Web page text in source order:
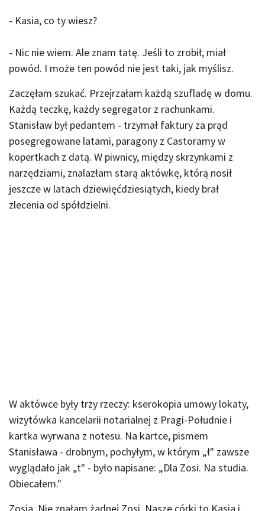
- Kasia, co ty wiesz?
- Nic nie wiem. Ale znam tatę. Jeśli to zrobił, miał
powód. I może ten powód nie jest taki, jak myślisz.
Zaczęłam szukać. Przejrzałam każdą szufladę w domu.
Każdą teczkę, każdy segregator z rachunkami.
Stanisław był pedantem - trzymał faktury za prąd
posegregowane latami, paragony z Castoramy w
kopertkach z datą. W piwnicy, między skrzynkami z
narzędziami, znalazłam starą aktówkę, którą nosił
jeszcze w latach dziewięćdziesiątych, kiedy brał
zlecenia od spółdzielni.
W aktówce były trzy rzeczy: kserokopia umowy lokaty,
wizytówka kancelarii notarialnej z Pragi-Południe i
kartka wyrwana z notesu. Na kartce, pismem
Stanisława - drobnym, pochyłym, w którym „ł" zawsze
wyglądało jak „t" - było napisane: „Dla Zosi. Na studia.
Obiecałem."